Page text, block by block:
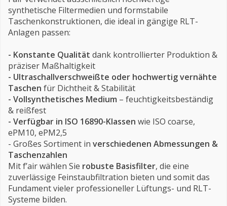
synthetische Filtermedien und formstabile
Taschenkonstruktionen, die ideal in gängige RLT-
Anlagen passen:
- Konstante Qualität dank kontrollierter Produktion &
präziser Maßhaltigkeit
- Ultraschallverschweißte oder hochwertig vernähte
Taschen für Dichtheit & Stabilität
- Vollsynthetisches Medium – feuchtigkeitsbeständig
& reißfest
- Verfügbar in ISO 16890-Klassen wie ISO coarse,
ePM10, ePM2,5
- Großes Sortiment in verschiedenen Abmessungen &
Taschenzahlen
Mit f’air wählen Sie robuste Basisfilter, die eine
zuverlässige Feinstaubfiltration bieten und somit das
Fundament vieler professioneller Lüftungs- und RLT-
Systeme bilden.